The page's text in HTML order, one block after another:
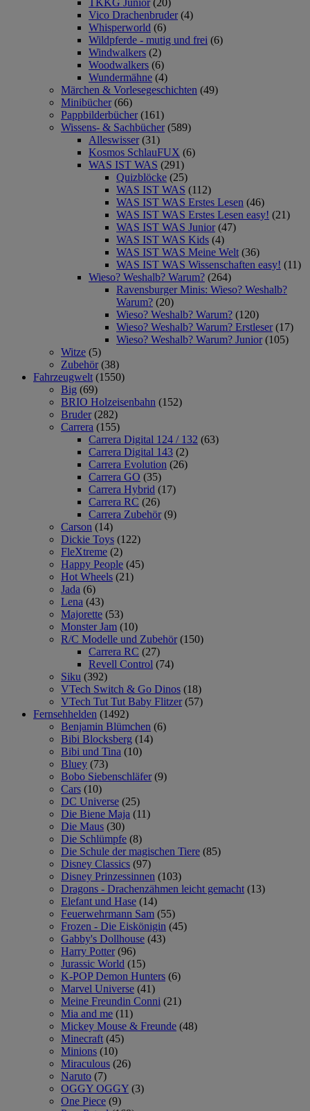
Vico Drachenbruder (4)
Whisperworld (6)
Wildpferde - mutig und frei (6)
Windwalkers (2)
Woodwalkers (6)
Wundermähne (4)
Märchen & Vorlesegeschichten (49)
Minibücher (66)
Pappbilderbücher (161)
Wissens- & Sachbücher (589)
Alleswisser (31)
Kosmos SchlauFUX (6)
WAS IST WAS (291)
Quizblöcke (25)
WAS IST WAS (112)
WAS IST WAS Erstes Lesen (46)
WAS IST WAS Erstes Lesen easy! (21)
WAS IST WAS Junior (47)
WAS IST WAS Kids (4)
WAS IST WAS Meine Welt (36)
WAS IST WAS Wissenschaften easy! (11)
Wieso? Weshalb? Warum? (264)
Ravensburger Minis: Wieso? Weshalb?
Warum? (20)
Wieso? Weshalb? Warum? (120)
Wieso? Weshalb? Warum? Erstleser (17)
Wieso? Weshalb? Warum? Junior (105)
Witze (5)
Zubehör (38)
Fahrzeugwelt (1550)
Big (69)
BRIO Holzeisenbahn (152)
Bruder (282)
Carrera (155)
Carrera Digital 124 / 132 (63)
Carrera Digital 143 (2)
Carrera Evolution (26)
Carrera GO (35)
Carrera Hybrid (17)
Carrera RC (26)
Carrera Zubehör (9)
Carson (14)
Dickie Toys (122)
FleXtreme (2)
Happy People (45)
Hot Wheels (21)
Jada (6)
Lena (43)
Majorette (53)
Monster Jam (10)
R/C Modelle und Zubehör (150)
Carrera RC (27)
Revell Control (74)
Siku (392)
VTech Switch & Go Dinos (18)
VTech Tut Tut Baby Flitzer (57)
Fernsehhelden (1492)
Benjamin Blümchen (6)
Bibi Blocksberg (14)
Bibi und Tina (10)
Bluey (73)
Bobo Siebenschläfer (9)
Cars (10)
DC Universe (25)
Die Biene Maja (11)
Die Maus (30)
Die Schlümpfe (8)
Die Schule der magischen Tiere (85)
Disney Classics (97)
Disney Prinzessinnen (103)
Dragons - Drachenzähmen leicht gemacht (13)
Elefant und Hase (14)
Feuerwehrmann Sam (55)
Frozen - Die Eiskönigin (45)
Gabby's Dollhouse (43)
Harry Potter (96)
Jurassic World (15)
K-POP Demon Hunters (6)
Marvel Universe (41)
Meine Freundin Conni (21)
Mia and me (11)
Mickey Mouse & Freunde (48)
Minecraft (45)
Minions (10)
Miraculous (26)
Naruto (7)
OGGY OGGY (3)
One Piece (9)